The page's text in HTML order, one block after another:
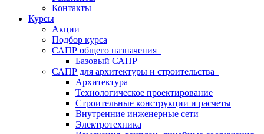
Контакты
Курсы
Акции
Подбор курса
САПР общего назначения
Базовый САПР
САПР для архитектуры и строительства
Архитектура
Технологическое проектирование
Строительные конструкции и расчеты
Внутренние инженерные сети
Электротехника